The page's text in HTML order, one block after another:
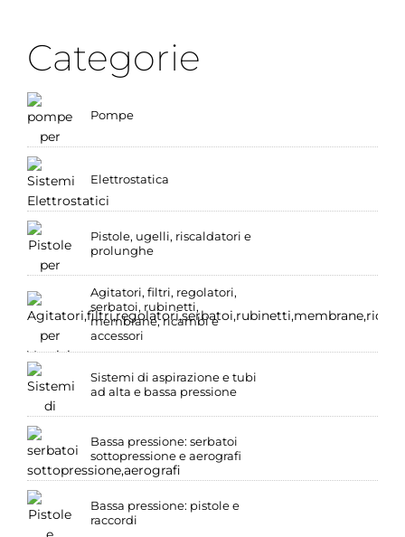
Categorie
Pompe
Elettrostatica
Pistole, ugelli, riscaldatori e
prolunghe
Agitatori, filtri, regolatori,
serbatoi, rubinetti,
membrane, ricambi e
accessori
Sistemi di aspirazione e tubi
ad alta e bassa pressione
Bassa pressione: serbatoi
sottopressione e aerografi
Bassa pressione: pistole e
raccordi